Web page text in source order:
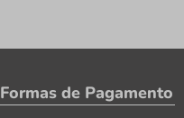
Formas de Pagamento